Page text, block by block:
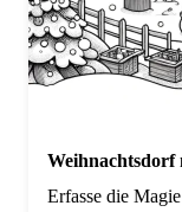
Weihnachtsdorf
Erfasse die